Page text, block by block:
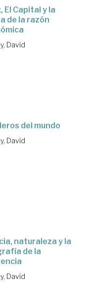
El Capital y la
de la razón
David
del mundo
David
naturaleza y la
de la
David